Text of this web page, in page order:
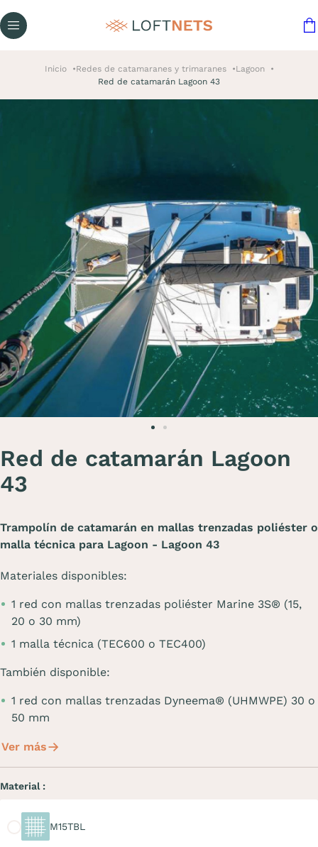
Inicio Redes de catamaranes y trimaranes
Lagoon
Red de catamarán Lagoon 43
Red de catamarán Lagoon
43
Trampolín de catamarán en mallas trenzadas poliéster o
malla técnica para Lagoon - Lagoon 43
Materiales disponibles:
1 red con mallas trenzadas poliéster Marine 3S® (15,
20 o 30 mm)
1 malla técnica (TEC600 o TEC400)
También disponible:
1 red con mallas trenzadas Dyneema® (UHMWPE) 30 o
50 mm
Ver más
Material :
M15TBL